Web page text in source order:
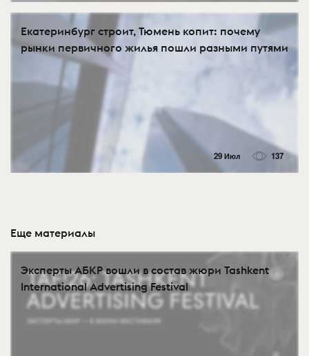
Екатеринбург строит, Тюмень копит: почему
рынки первичного жилья пошли разными путями
29 Июл 137
Еще материалы
Эксперты АБКР вошли в состав жюри Tashkent
International Advertising Festival